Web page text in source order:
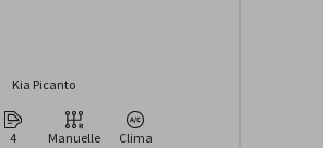
Kia Picanto
4 Manuelle Clima